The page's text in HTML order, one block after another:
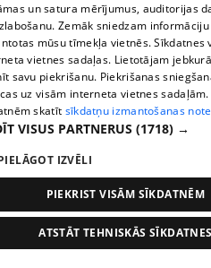
Margarita Kolosova
nedrošības sajūtu Latgalē
un satura mērījumus, auditorijas
Zemāk sniedzam
mūsu tīmekļa vietnēs.
vietnes sadaļas. Lietotājam
savu piekrišanu. Piekrišanas
uz visām interneta vietnes
skatīt sīkdatņu izmantošanas
VISUS PARTNERUS (1718) →
IZVĒLI
PIEKRIST VISĀM SĪKDATNĒM
ATSTĀT TEHNISKĀS SĪKDATNES